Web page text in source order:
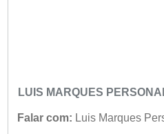
LUIS MARQUES
Falar com: Luis Marques